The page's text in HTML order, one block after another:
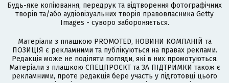
Будь-яке копіювання, передрук та відтворення фотографічних
творів та/або аудіовізуальних творів правовласника Getty
Images - суворо забороняється.
Матеріали з плашкою PROMOTED, НОВИНИ КОМПАНІЙ та
ПОЗИЦІЯ є рекламними та публікуються на правах реклами.
Редакція може не поділяти погляди, які в них промотуються.
Матеріали з плашкою СПЕЦПРОЄКТ та ЗА ПІДТРИМКИ також є
рекламними, проте редакція бере участь у підготовці цього